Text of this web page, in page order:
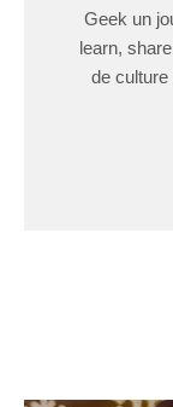
Geek un
learn,
de